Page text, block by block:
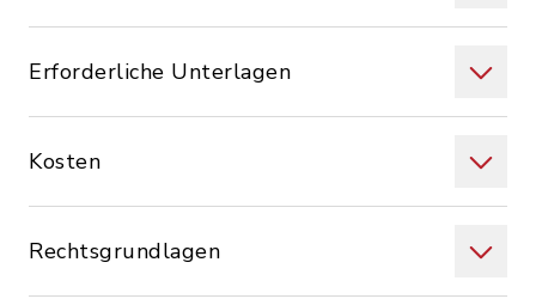
Erforderliche Unterlagen
Kosten
Rechtsgrundlagen